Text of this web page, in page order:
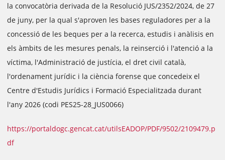
la convocatòria derivada de la Resolució JUS/2352/2024, de 27
de juny, per la qual s'aproven les bases reguladores per a la
concessió de les beques per a la recerca, estudis i anàlisis en
els àmbits de les mesures penals, la reinserció i l'atenció a la
víctima, l'Administració de justícia, el dret civil català,
l'ordenament jurídic i la ciència forense que concedeix el
Centre d'Estudis Jurídics i Formació Especialitzada durant
l'any 2026 (codi PES25-28_JUS0066)
https://portaldogc.gencat.cat/utilsEADOP/PDF/9502/2109479.p
df